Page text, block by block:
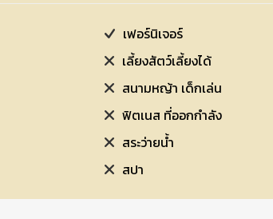
เฟอร์นิเจอร์
เลี้ยงสัตว์เลี้ยงได้
สนามหญ้า เด็กเล่น
ฟิตเนส ที่ออกกำลัง
สระว่ายน้ำ
สปา